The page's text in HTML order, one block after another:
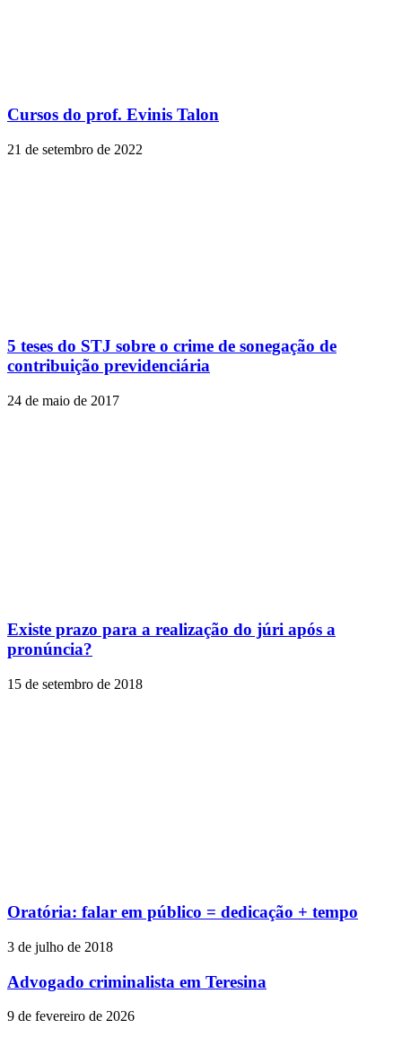
Cursos do prof. Evinis Talon
21 de setembro de 2022
5 teses do STJ sobre o crime de sonegação de
contribuição previdenciária
24 de maio de 2017
Existe prazo para a realização do júri após a
pronúncia?
15 de setembro de 2018
Oratória: falar em público = dedicação + tempo
3 de julho de 2018
Advogado criminalista em Teresina
9 de fevereiro de 2026